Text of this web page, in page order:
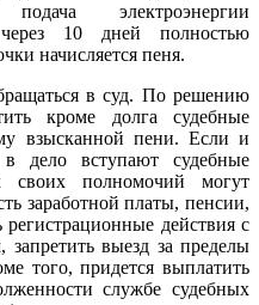
электроэнергии
10 дней полностью
начисляется пеня.
в суд. По решению
кроме долга судебные
взысканной пени. Если и
дело вступают судебные
своих полномочий могут
заработной платы, пенсии,
действия с
выезд за пределы
того, придется выплатить
службе судебных